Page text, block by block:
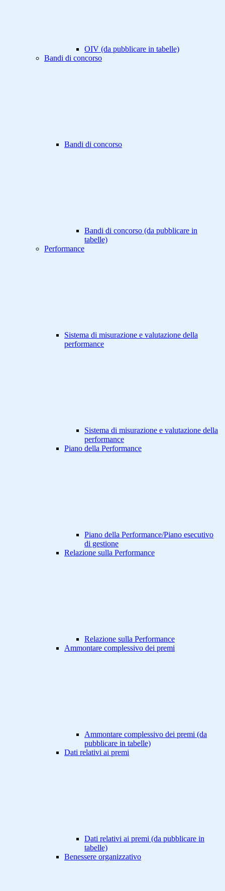
OIV (da pubblicare in tabelle)
Bandi di concorso
Bandi di concorso
Bandi di concorso (da pubblicare in
tabelle)
Performance
Sistema di misurazione e valutazione della
performance
Sistema di misurazione e valutazione della
performance
Piano della Performance
Piano della Performance/Piano esecutivo
di gestione
Relazione sulla Performance
Relazione sulla Performance
Ammontare complessivo dei premi
Ammontare complessivo dei premi (da
pubblicare in tabelle)
Dati relativi ai premi
Dati relativi ai premi (da pubblicare in
tabelle)
Benessere organizzativo